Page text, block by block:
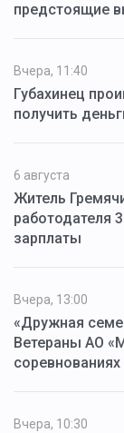
предстоящие
Вчера, 11:40
Губахинец
получить
6 августа
Житель
работодателя
зарплаты
Вчера, 13:00
«Дружная
Ветераны АО
соревнованиях
Вчера, 10:30